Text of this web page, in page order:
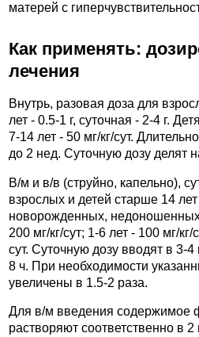
матерей с
Как применять:
лечения
Внутрь, разовая доза для
лет - 0.5-1 г, суточная - 2-4 г.
7-14 лет - 50 мг/кг/сут.
до 2 нед. Суточную дозу делят
В/м и в/в (струйно, капельно),
взрослых и детей старше 14 лет
новорожденных, недоношенных
200 мг/кг/сут; 1-6 лет - 100 мг/кг/
сут. Суточную дозу вводят в 3-
8 ч. При необходимости
увеличены в 1.5-2 раза.
Для в/м введения содержимое
растворяют соответственно в